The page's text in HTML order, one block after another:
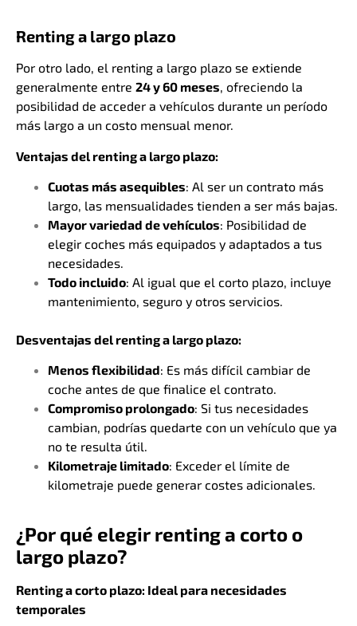
Renting a largo plazo
Por otro lado, el renting a largo plazo se extiende
generalmente entre 24 y 60 meses, ofreciendo la
posibilidad de acceder a vehículos durante un período
más largo a un costo mensual menor.
Ventajas del renting a largo plazo:
Cuotas más asequibles: Al ser un contrato más
largo, las mensualidades tienden a ser más bajas.
Mayor variedad de vehículos: Posibilidad de
elegir coches más equipados y adaptados a tus
necesidades.
Todo incluido: Al igual que el corto plazo, incluye
mantenimiento, seguro y otros servicios.
Desventajas del renting a largo plazo:
Menos flexibilidad: Es más difícil cambiar de
coche antes de que finalice el contrato.
Compromiso prolongado: Si tus necesidades
cambian, podrías quedarte con un vehículo que ya
no te resulta útil.
Kilometraje limitado: Exceder el límite de
kilometraje puede generar costes adicionales.
¿Por qué elegir renting a corto o
largo plazo?
Renting a corto plazo: Ideal para necesidades
temporales